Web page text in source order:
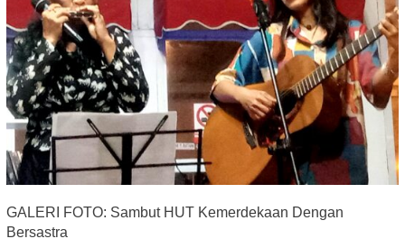
GALERI FOTO: Sambut HUT Kemerdekaan Dengan
Bersastra